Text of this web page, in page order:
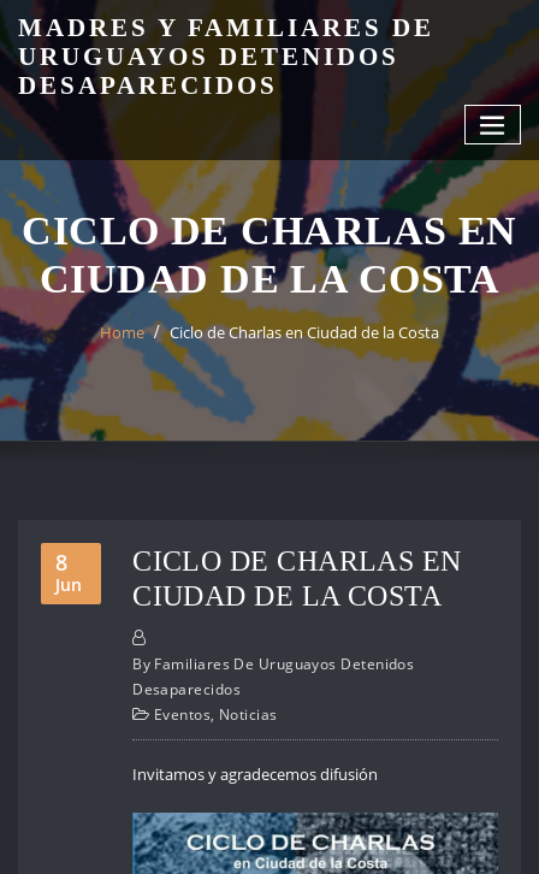
Skip
to
content
MADRES Y FAMILIARES DE
URUGUAYOS DETENIDOS
DESAPARECIDOS
CICLO DE CHARLAS EN
CIUDAD DE LA COSTA
Home Ciclo de Charlas en Ciudad de la Costa
8
Jun
CICLO DE CHARLAS EN
CIUDAD DE LA COSTA
By Familiares De Uruguayos Detenidos
Desaparecidos
Eventos, Noticias
Invitamos y agradecemos difusión